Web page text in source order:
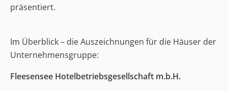
präsentiert.
Im Überblick – die Auszeichnungen für die Häuser der
Unternehmensgruppe:
Fleesensee Hotelbetriebsgesellschaft m.b.H.